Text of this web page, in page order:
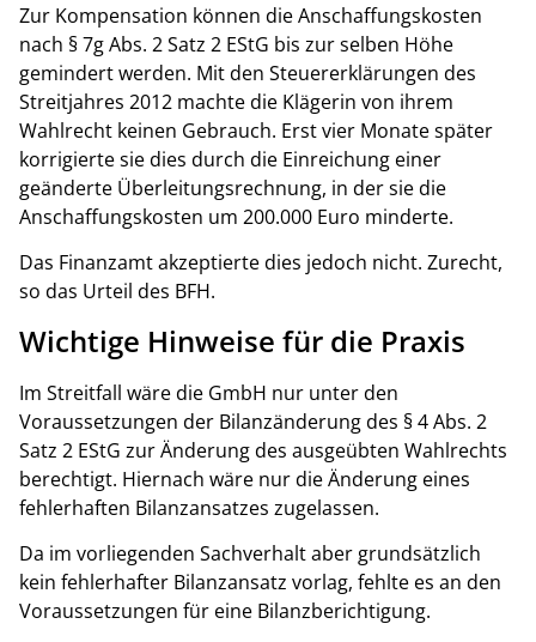
Zur Kompensation können die Anschaffungskosten
nach § 7g Abs. 2 Satz 2 EStG bis zur selben Höhe
gemindert werden. Mit den Steuererklärungen des
Streitjahres 2012 machte die Klägerin von ihrem
Wahlrecht keinen Gebrauch. Erst vier Monate später
korrigierte sie dies durch die Einreichung einer
geänderte Überleitungsrechnung, in der sie die
Anschaffungskosten um 200.000 Euro minderte.
Das Finanzamt akzeptierte dies jedoch nicht. Zurecht,
so das Urteil des BFH.
Wichtige Hinweise für die Praxis
Im Streitfall wäre die GmbH nur unter den
Voraussetzungen der Bilanzänderung des § 4 Abs. 2
Satz 2 EStG zur Änderung des ausgeübten Wahlrechts
berechtigt. Hiernach wäre nur die Änderung eines
fehlerhaften Bilanzansatzes zugelassen.
Da im vorliegenden Sachverhalt aber grundsätzlich
kein fehlerhafter Bilanzansatz vorlag, fehlte es an den
Voraussetzungen für eine Bilanzberichtigung.